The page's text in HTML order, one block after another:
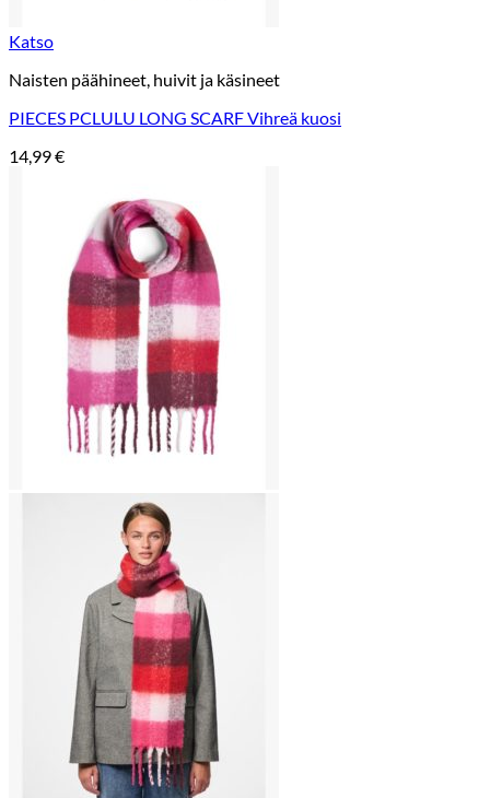
Katso
Naisten päähineet, huivit ja käsineet
PIECES PCLULU LONG SCARF Vihreä kuosi
14,99€